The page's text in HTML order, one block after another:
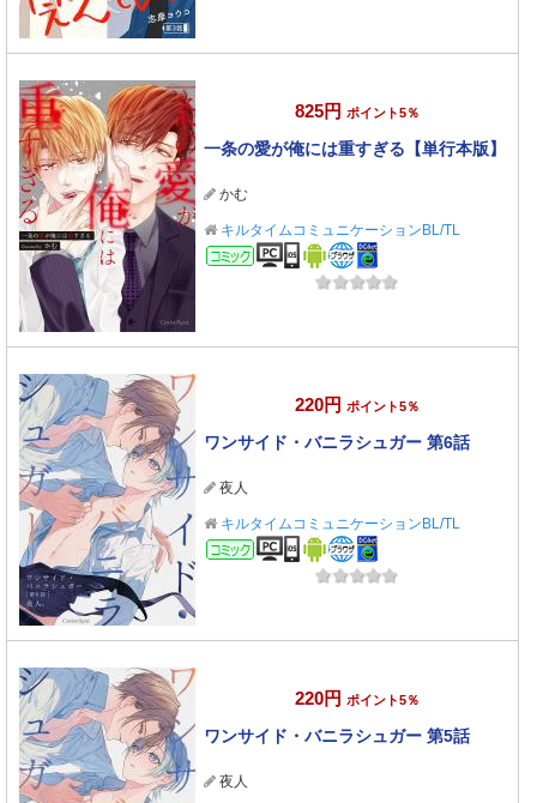
825円 ポイント5％
一条の愛が俺には重すぎる【単行本版】
かむ
キルタイムコミュニケーションBL/TL
コミック
220円 ポイント5％
ワンサイド・バニラシュガー 第6話
夜人
キルタイムコミュニケーションBL/TL
コミック
220円 ポイント5％
ワンサイド・バニラシュガー 第5話
夜人